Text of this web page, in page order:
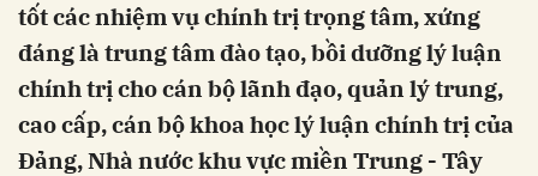
tốt các nhiệm vụ chính trị trọng tâm, xứng
đáng là trung tâm đào tạo, bồi dưỡng lý luận
chính trị cho cán bộ lãnh đạo, quản lý trung,
cao cấp, cán bộ khoa học lý luận chính trị của
Đảng, Nhà nước khu vực miền Trung - Tây